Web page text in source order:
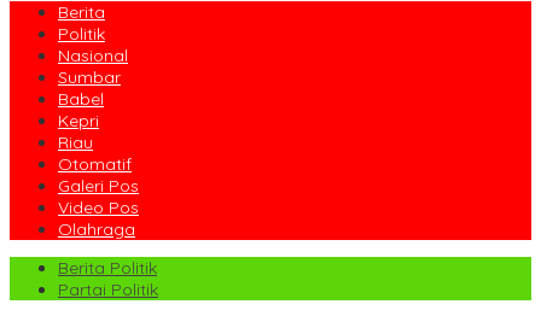
Berita
Politik
Nasional
Sumbar
Babel
Kepri
Riau
Otomatif
Galeri Pos
Video Pos
Olahraga
Berita Politik
Partai Politik